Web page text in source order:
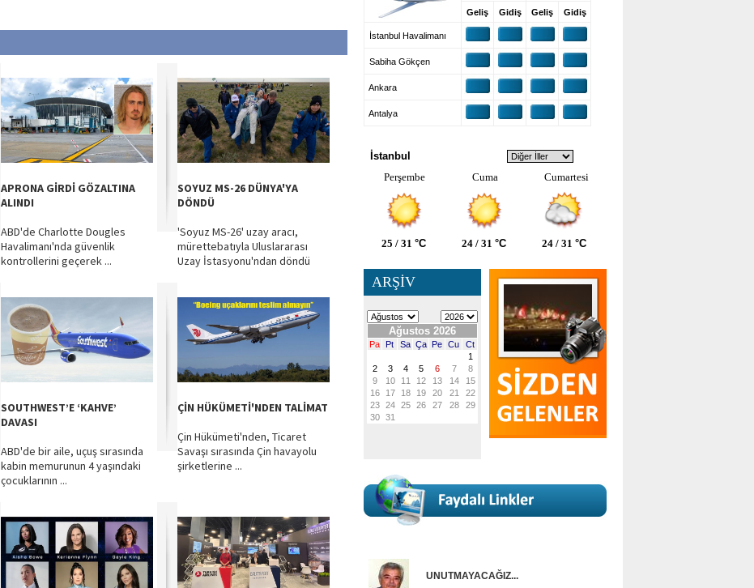
APRONA GİRDİ GÖZALTINA
ALINDI
ABD'de Charlotte Dougles
Havalimanı'nda güvenlik
kontrollerini geçerek ...
SOYUZ MS-26 DÜNYA'YA
DÖNDÜ
'Soyuz MS-26' uzay aracı,
mürettebatıyla Uluslararası
Uzay İstasyonu'ndan döndü
SOUTHWEST’E ‘KAHVE’
DAVASI
ABD'de bir aile, uçuş sırasında
kabin memurunun 4 yaşındaki
çocuklarının ...
ÇİN HÜKÜMETİ'NDEN TALİMAT
Çin Hükümeti'nden, Ticaret
Savaşı sırasında Çin havayolu
şirketlerine ...
Geliş Gidiş Geliş Gidiş
İstanbul Havalimanı
Sabiha Gökçen
Ankara
Antalya
İstanbul
Perşembe
Cuma Cumartesi
25 / 31 °C 24 / 31 °C 24 / 31 °C
ARŞİV
UNUTMAYACAĞIZ...